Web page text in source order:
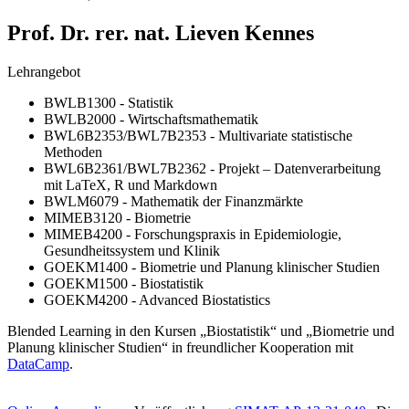
Prof. Dr. rer. nat. Lie­ven Ken­nes
Lehrangebot
BWLB1300 - Statistik
BWLB2000 - Wirtschaftsmathematik
BWL6B2353/BWL7B2353 - Multivariate statistische
Methoden
BWL6B2361/BWL7B2362 - Projekt – Datenverarbeitung
mit LaTeX, R und Markdown
BWLM6079 - Mathematik der Finanzmärkte
MIMEB3120 - Biometrie
MIMEB4200 - Forschungspraxis in Epidemiologie,
Gesundheitssystem und Klinik
GOEKM1400 - Biometrie und Planung klinischer Studien
GOEKM1500 - Biostatistik
GOEKM4200 - Advanced Biostatistics
Blended Learning in den Kursen „Biostatistik“ und „Biometrie und
Planung klinischer Studien“ in freundlicher Kooperation mit
DataCamp.